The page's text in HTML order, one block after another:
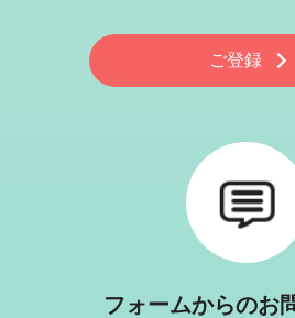
ご登録
フォームからのお